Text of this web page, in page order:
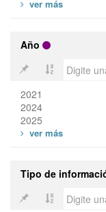
Año
2021
2024
2025
Tipo de